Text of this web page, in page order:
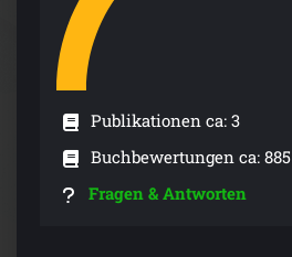
Publikationen ca: 3
Buchbewertungen ca: 885
Fragen & Antworten